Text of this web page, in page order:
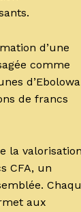
d’une
comme
d’Ebolowa
de francs
la valorisation
CFA, un
aux